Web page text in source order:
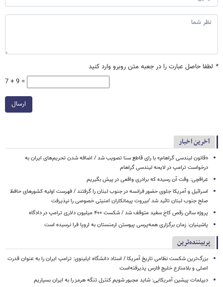
* لطفا حاصل عبارت را در جعبه متن روبرو وارد کنید
7 + 9 =
ارسال
آخرین اخبار
«قانون لیندسی گراهام» با رای قاطع سنا تصویب شد / اضافه شدن تحریم‌های ایران به
درخواست ترامپ در لایحه لیندسی گراهام
عراقچی: وقت آن رسیده که برادری واقعی در پیش بگیریم
اسرائیل و آمریکا جلوی حضور فرانسه در جنوب لبنان را گرفتند / فهرست اولیه کشورهای حافظ
صلح جنوب لبنان تائید شد /بیروت پیمانکاران امنیتی خصوصی را نپذیرفت
پروژه سالن رقص کاخ سفید متوقف شد / شکست ۴۰۰ میلیون دلاری ترامپ در دادگاه
پاشینیان: زمان برگزاری همه‌پرسی پیوستن ارمنستان به اروپا فرا نرسیده است
پربیننده‌ترین
بزرگ‌ترین شکست نظامی تاریخ آمریکا / استاد دانشگاه ایلینوی: ترامپ ایران را به عنوان قدرت
اصلی و بلامنازع خلیج فارس پذیرفته‌است
دیپلمات پیشین آمریکایی: شاید مجبور شویم کنترل تنگه هرمز را به ایران بسپاریم